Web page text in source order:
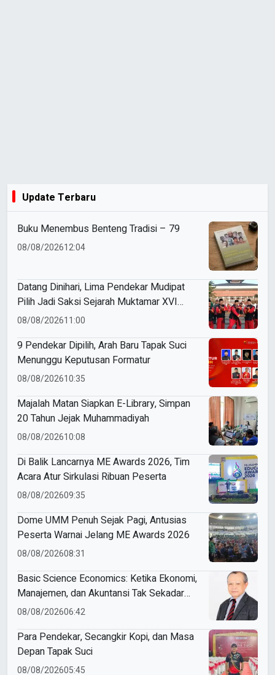
Update Terbaru
Buku Menembus Benteng Tradisi – 79
08/08/202612:04
Datang Dinihari, Lima Pendekar Mudipat
Pilih Jadi Saksi Sejarah Muktamar XVI
Tapak Suci
08/08/202611:00
9 Pendekar Dipilih, Arah Baru Tapak Suci
Menunggu Keputusan Formatur
08/08/202610:35
Majalah Matan Siapkan E-Library, Simpan
20 Tahun Jejak Muhammadiyah
08/08/202610:08
Di Balik Lancarnya ME Awards 2026, Tim
Acara Atur Sirkulasi Ribuan Peserta
08/08/202609:35
Dome UMM Penuh Sejak Pagi, Antusias
Peserta Warnai Jelang ME Awards 2026
08/08/202608:31
Basic Science Economics: Ketika Ekonomi,
Manajemen, dan Akuntansi Tak Sekadar
Bicara Angka
08/08/202606:42
Para Pendekar, Secangkir Kopi, dan Masa
Depan Tapak Suci
08/08/202605:45